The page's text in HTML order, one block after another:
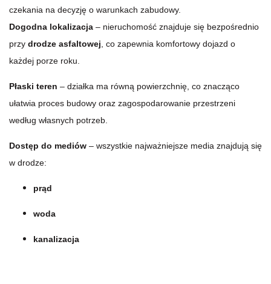
czekania na decyzję o warunkach zabudowy.
Dogodna lokalizacja – nieruchomość znajduje się bezpośrednio
przy drodze asfaltowej, co zapewnia komfortowy dojazd o
każdej porze roku.
Płaski teren – działka ma równą powierzchnię, co znacząco
ułatwia proces budowy oraz zagospodarowanie przestrzeni
według własnych potrzeb.
Dostęp do mediów – wszystkie najważniejsze media znajdują się
w drodze:
prąd
woda
kanalizacja